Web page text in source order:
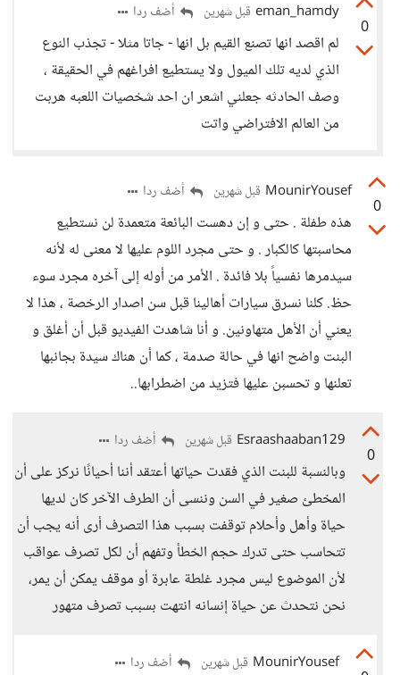
0
eman_hamdy قبل شهرين أضف ردا
لم اقصد انها تصنع القيم بل انها - جاتا مثلا - تجذب النوع
الذي لديه تلك الميول ولا يستطيع افراغهم في الحقيقة ،
وصف الحادثه جعلني اشعر ان احد شخصيات اللعبه هربت
من العالم الافتراضي واتت
0
MounirYousef قبل شهرين أضف ردا
هذه طفلة . حتى و إن دهست البائعة متعمدة لن نستطيع
محاسبتها كالكبار . و حتى مجرد اللوم عليها لا معنى له لأنه
سيدمرها نفسياً بلا فائدة . الأمر من أوله إلى آخره مجرد سوء
حظ. كلنا نسرق سيارات أهالينا قبل سن اصدار الرخصة ، هذا لا
يعني أن الأهل متهاونين. و أنا شاهدت الفيديو قبل أن أغلق و
البنت واضح انها في حالة صدمة ، كما أن هناك سيدة بجانبها
تعلنها و تحسبن عليها فتزيد من اضطرابها..
0
Esraashaaban129 قبل شهرين أضف ردا
وبالنسبة للبنت الذي فقدت حياتها أعتقد أننا أحيانًا نركز على أن
المخطئ صغير في السن وننسى أن الطرف الآخر كان لديها
حياة وأهل وأحلام توقفت بسبب هذا التصرف أرى أنه يجب أن
تتحاسب حتى تدرك حجم الخطأ وتفهم أن لكل تصرف عواقب
لأن الموضوع ليس مجرد غلطة عابرة أو موقف يمكن أن يمر،
نحن نتحدث عن حياة إنسانه انتهت بسبب تصرف متهور
MounirYousef قبل شهرين أضف ردا